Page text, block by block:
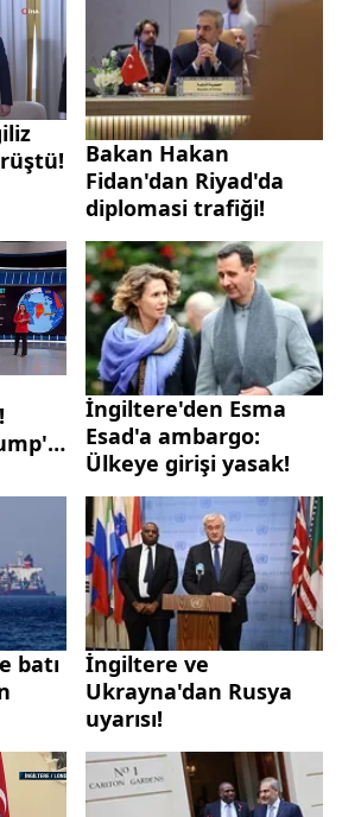
Bakan Hakan
Fidan'dan Riyad'da
diplomasi trafiği!
İngiltere'den Esma
Esad'a ambargo:
Ülkeye girişi yasak!
batı
İngiltere ve
Ukrayna'dan Rusya
uyarısı!